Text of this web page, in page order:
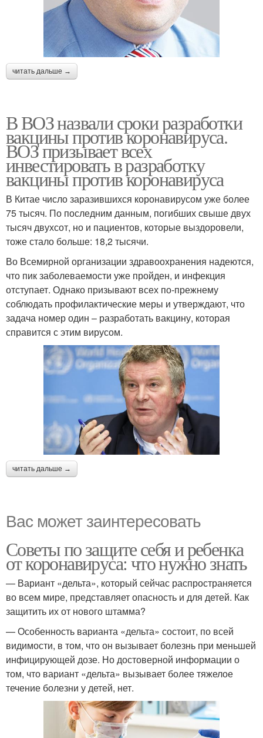
читать дальше →
В ВОЗ назвали сроки разработки
вакцины против коронавируса.
ВОЗ призывает всех
инвестировать в разработку
вакцины против коронавируса
В Китае число заразившихся коронавирусом уже более
75 тысяч. По последним данным, погибших свыше двух
тысяч двухсот, но и пациентов, которые выздоровели,
тоже стало больше: 18,2 тысячи.
Во Всемирной организации здравоохранения надеются,
что пик заболеваемости уже пройден, и инфекция
отступает. Однако призывают всех по-прежнему
соблюдать профилактические меры и утверждают, что
задача номер один – разработать вакцину, которая
справится с этим вирусом.
читать дальше →
Вас может заинтересовать
Советы по защите себя и ребенка
от коронавируса: что нужно знать
— Вариант «дельта», который сейчас распространяется
во всем мире, представляет опасность и для детей. Как
защитить их от нового штамма?
— Особенность варианта «дельта» состоит, по всей
видимости, в том, что он вызывает болезнь при меньшей
инфицирующей дозе. Но достоверной информации о
том, что вариант «дельта» вызывает более тяжелое
течение болезни у детей, нет.